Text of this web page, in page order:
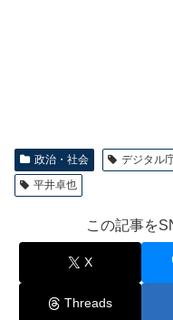
政治・社会 デジタル
平井卓也
この記事を
X
Threads